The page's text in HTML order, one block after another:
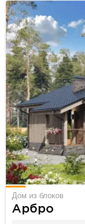
Дом из блоков
Арбро